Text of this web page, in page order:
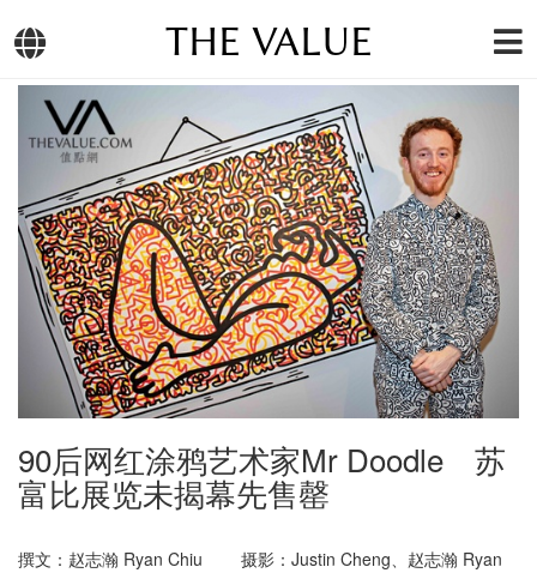
THE VALUE
90后网红涂鸦艺术家Mr Doodle 苏
富比展览未揭幕先售罄
撰文：赵志瀚 Ryan Chiu 摄影：Justin Cheng、赵志瀚 Ryan